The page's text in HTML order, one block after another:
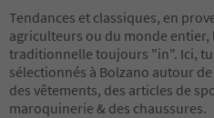
Tendances et classiques, en
agriculteurs ou du monde entier,
traditionnelle toujours "in". Ici,
sélectionnés à Bolzano autour
des vêtements, des articles de
maroquinerie & des chaussures.